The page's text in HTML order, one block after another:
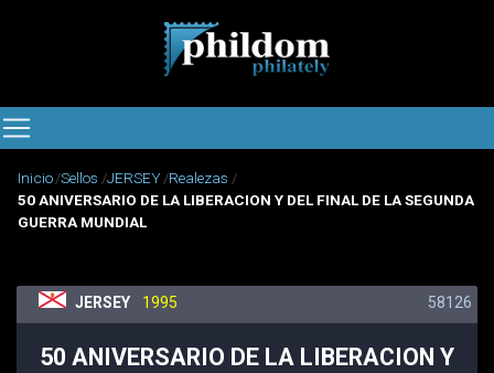
Inicio Sellos JERSEY Realezas
50 ANIVERSARIO DE LA LIBERACION Y DEL FINAL DE LA SEGUNDA
GUERRA MUNDIAL
JERSEY 1995 58126
50 ANIVERSARIO DE LA LIBERACION Y